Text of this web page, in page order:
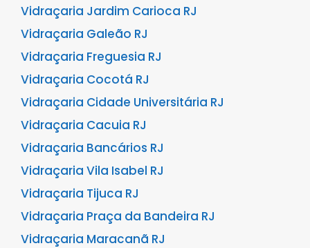
Vidraçaria Jardim Carioca RJ
Vidraçaria Galeão RJ
Vidraçaria Freguesia RJ
Vidraçaria Cocotá RJ
Vidraçaria Cidade Universitária RJ
Vidraçaria Cacuia RJ
Vidraçaria Bancários RJ
Vidraçaria Vila Isabel RJ
Vidraçaria Tijuca RJ
Vidraçaria Praça da Bandeira RJ
Vidraçaria Maracanã RJ